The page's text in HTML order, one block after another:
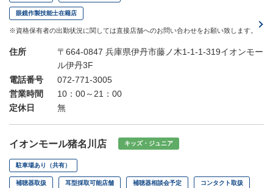
眼鏡作製技能士在籍店
※資格保有者の出勤状況に関しては直接店舗へのお問い合わせをお願い致します。
住所
〒664-0847 兵庫県伊丹市藤ノ木1-1-1-319イオンモー
ル伊丹3F
電話番号
072-771-3005
営業時間
10：00～21：00
定休日
無
イオンモール猪名川店 キッズ・ジュニア
駐車場あり（共有）
補聴器取扱 耳型採取可能店舗 補聴器相談会予定 コンタクト取扱